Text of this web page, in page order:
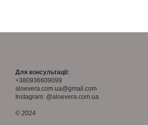
Для консультації:
+380936609099
aloevera.com.ua@gmail.com
Instagram: @aloevera.com.ua
© 2024